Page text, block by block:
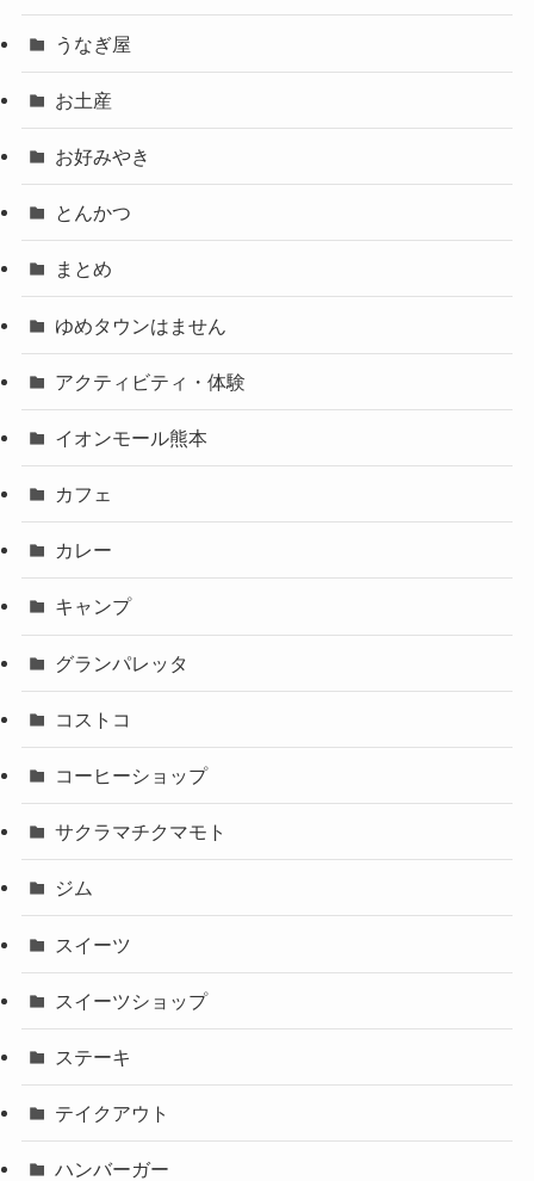
うなぎ屋
お土産
お好みやき
とんかつ
まとめ
ゆめタウンはません
アクティビティ・体験
イオンモール熊本
カフェ
カレー
キャンプ
グランパレッタ
コストコ
コーヒーショップ
サクラマチクマモト
ジム
スイーツ
スイーツショップ
ステーキ
テイクアウト
ハンバーガー